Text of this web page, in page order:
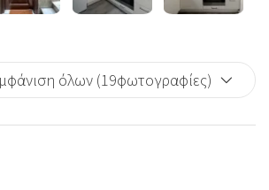
όλων (19φωτογραφίες)